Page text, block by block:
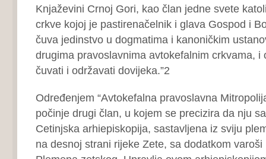
Knjaževini Crnoj Gori, kao član jedne svete
crkve kojoj je pastirenačelnik i glava Gospod i
čuva jedinstvo u dogmatima i kanoničkim
drugima pravoslavnima avtokefalnim crkvama, i
čuvati i održavati dovijeka.”2
Određenjem “Avtokefalna pravoslavna
počinje drugi član, u kojem se precizira da nju
Cetinjska arhiepiskopija, sastavljena iz sviju
na desnoj strani rijeke Zete, sa dodatkom varoši